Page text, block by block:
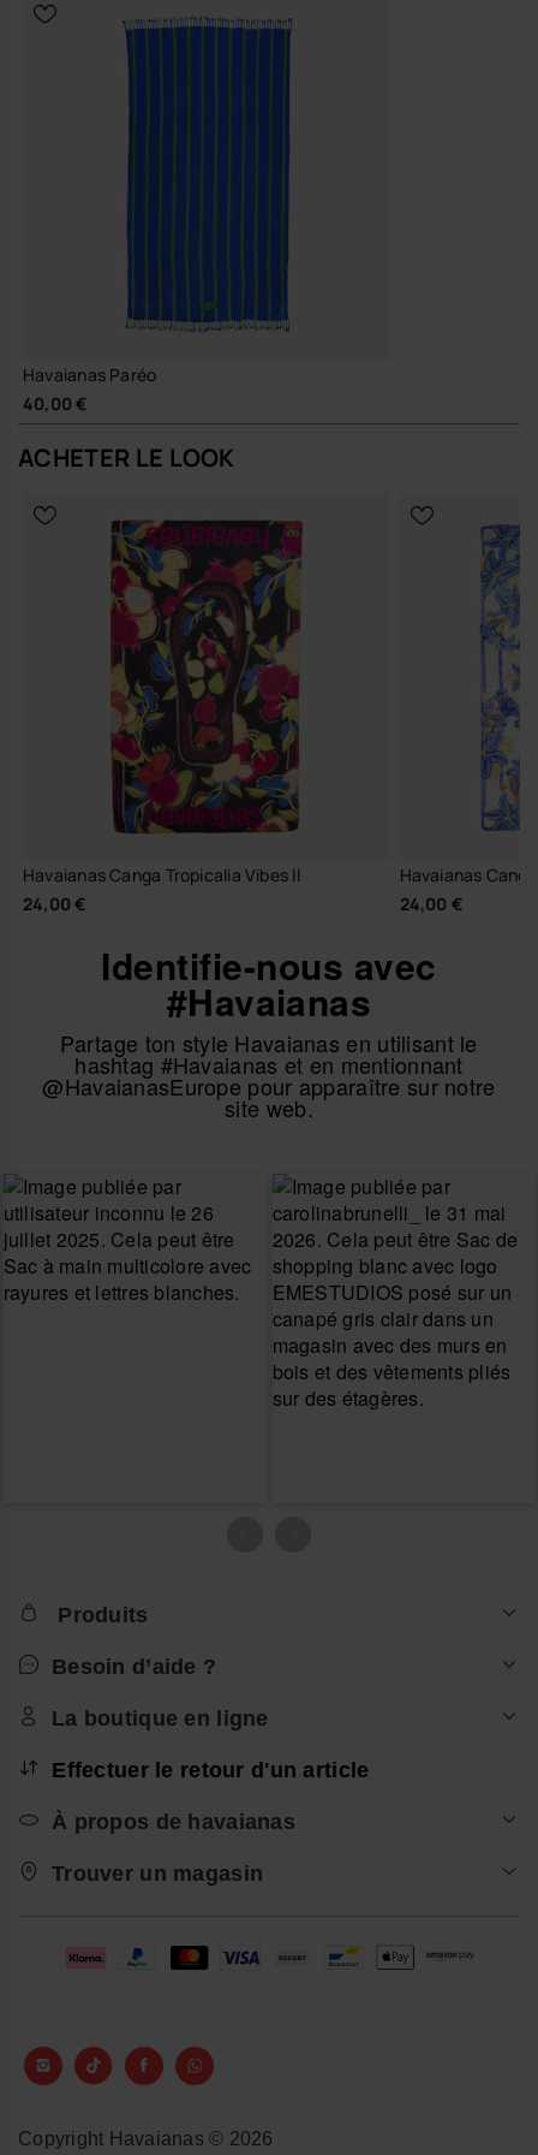
Engagement et durabilité
Havaianas Paréo
40,00 €
ACHETER LE LOOK
Havaianas Canga Tropicalia Vibes II
24,00 €
Havaianas
24,00 €
Identifie-nous avec
#Havaianas
Partage ton style Havaianas en utilisant le
hashtag #Havaianas et en mentionnant
@HavaianasEurope pour apparaître sur notre
site web.
Produits
Besoin d’aide ?
La boutique en ligne
Effectuer le retour d'un article
À propos de havaianas
Trouver un magasin
Copyright Havaianas © 2026